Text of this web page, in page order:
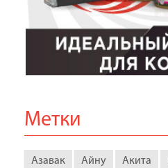
Метки
Азавак Айну Акита